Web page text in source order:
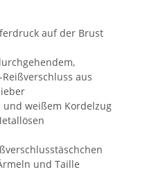
auf der Brust
aus
weißem Kordelzug
und Taille